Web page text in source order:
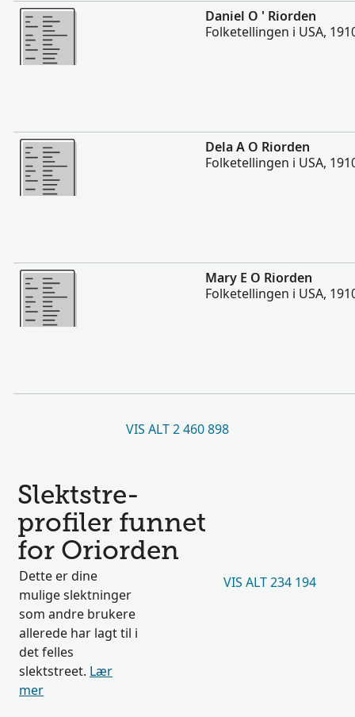
Flere
Daniel O ' Riorden
Folketellingen i USA,
Flere
Dela A O Riorden
Folketellingen i USA,
Flere
Mary E O Riorden
Folketellingen i USA,
VIS ALT 2 460 898
Slektstre-
profiler funnet
for Oriorden
Dette er dine
mulige slektninger
som andre brukere
allerede har lagt til i
det felles
slektstreet. Lær
mer
VIS ALT 234 194